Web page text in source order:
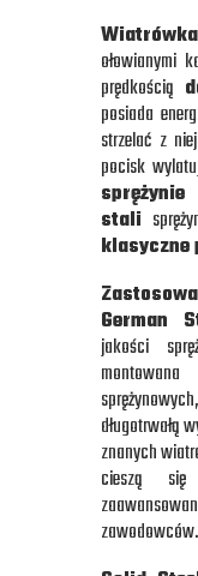
ołowianymi
prędkością
posiada
strzelać z
pocisk
stali
klasyczne
German
jakości
długotrwałą
znanych
cieszą się
zawodowców.